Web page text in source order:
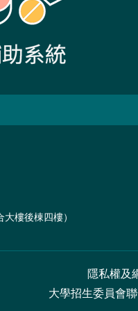
樓後棟四樓）
隱私權及
大學招生委員會